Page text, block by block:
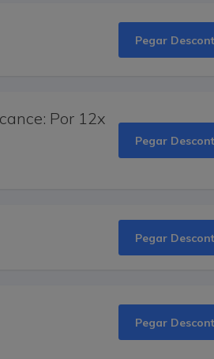
Pegar
Por 12x
Pegar
Pegar
Pegar